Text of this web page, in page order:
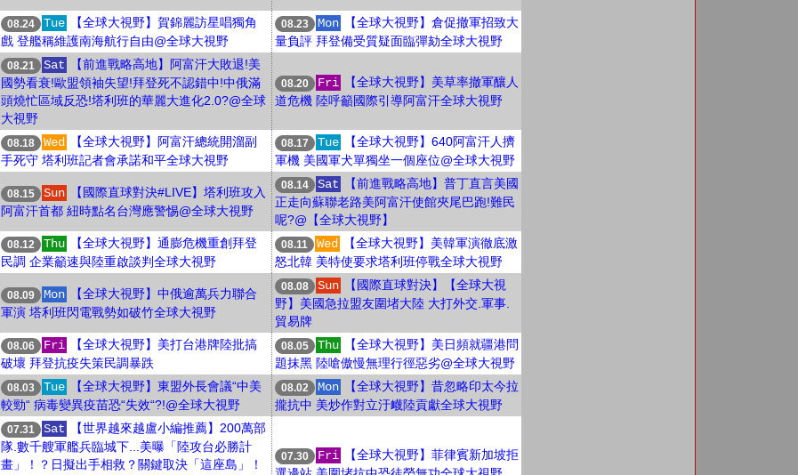
08.24 Tue
【全球大視野】賀錦麗訪星唱獨角
戲 登艦稱維護南海航行自由@全球大視野
08.23 Mon
【全球大視野】倉促撤軍招致大
量負評 拜登備受質疑面臨彈劾全球大視野
08.21 Sat
【前進戰略高地】阿富汗大敗退!美
國勢看衰!歐盟領袖失望!拜登死不認錯中!中俄滿
頭燒忙區域反恐!塔利班的華麗大進化2.0?@全球
大視野
08.20 Fri
【全球大視野】美草率撤軍釀人
道危機 陸呼籲國際引導阿富汗全球大視野
08.18 Wed
【全球大視野】阿富汗總統開溜副
手死守 塔利班記者會承諾和平全球大視野
08.17 Tue
【全球大視野】640阿富汗人擠
軍機 美國軍犬單獨坐一個座位@全球大視野
08.15 Sun
【國際直球對決#LIVE】塔利班攻入
阿富汗首都 紐時點名台灣應警惕@全球大視野
08.14 Sat
【前進戰略高地】普丁直言美國
正走向蘇聯老路美阿富汗使館夾尾巴跑!難民
呢?@【全球大視野】
08.12 Thu
【全球大視野】通膨危機重創拜登
民調 企業籲速與陸重啟談判全球大視野
08.11 Wed
【全球大視野】美韓軍演徹底激
怒北韓 美特使要求塔利班停戰全球大視野
08.09 Mon
【全球大視野】中俄逾萬兵力聯合
軍演 塔利班閃電戰勢如破竹全球大視野
08.08 Sun
【國際直球對決】【全球大視
野】美國急拉盟友圍堵大陸 大打外交.軍事.
貿易牌
08.06 Fri
【全球大視野】美打台港牌陸批搞
破壞 拜登抗疫失策民調暴跌
08.05 Thu
【全球大視野】美日頻就疆港問
題抹黑 陸嗆傲慢無理行徑惡劣@全球大視野
08.03 Tue
【全球大視野】東盟外長會議“中美
較勁“ 病毒變異疫苗恐“失效“?!@全球大視野
08.02 Mon
【全球大視野】昔忽略印太今拉
攏抗中 美炒作對立汙衊陸貢獻全球大視野
07.31 Sat
【世界越來越盧小編推薦】200萬部
隊.數千艘軍艦兵臨城下...美曝「陸攻台必勝計
畫」！？日擬出手相救？關鍵取決「這座島」！
07.30 Fri
【全球大視野】菲律賓新加坡拒